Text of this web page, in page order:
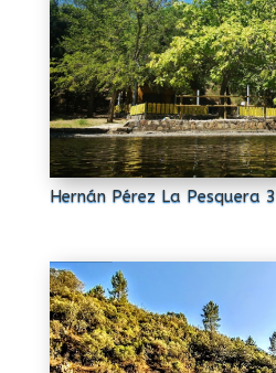
Hernán Pérez La Pesquera 3